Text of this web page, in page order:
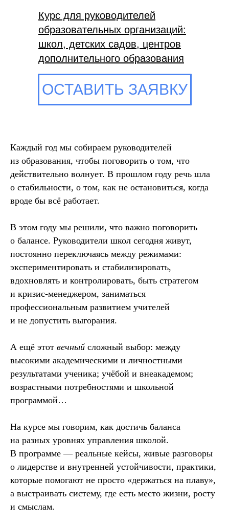
Курс для руководителей
образовательных организаций:
школ, детских садов, центров
дополнительного образования
ОСТАВИТЬ ЗАЯВКУ
Каждый год мы собираем руководителей
из образования, чтобы поговорить о том, что
действительно волнует. В прошлом году речь шла
о стабильности, о том, как не остановиться, когда
вроде бы всё работает.
В этом году мы решили, что важно поговорить
о балансе. Руководители школ сегодня живут,
постоянно переключаясь между режимами:
экспериментировать и стабилизировать,
вдохновлять и контролировать, быть стратегом
и кризис-менеджером, заниматься
профессиональным развитием учителей
и не допустить выгорания.
А ещё этот вечный сложный выбор: между
высокими академическими и личностными
результатами ученика; учёбой и внеакадемом;
возрастными потребностями и школьной
программой…
На курсе мы говорим, как достичь баланса
на разных уровнях управления школой.
В программе — реальные кейсы, живые разговоры
о лидерстве и внутренней устойчивости, практики,
которые помогают не просто «держаться на плаву»,
а выстраивать систему, где есть место жизни, росту
и смыслам.